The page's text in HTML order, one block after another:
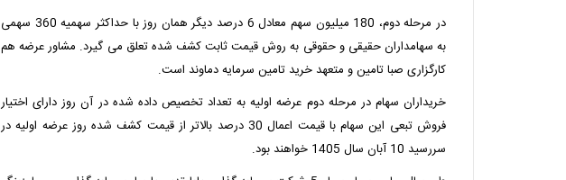
در مرحله دوم، 180 میلیون سهم معادل 6 درصد دیگر همان روز با حداکثر سهمیه 360 سهمی
به سهامداران حقیقی و حقوقی به روش قیمت ثابت کشف شده تعلق می گیرد. مشاور عرضه هم
کارگزاری صبا تامین و متعهد خرید تامین سرمایه دماوند است.
ﺧﺮﯾﺪاران ﺳﻬﺎم در ﻣﺮﺣﻠﻪ دوم ﻋﺮﺿﻪ اوﻟﯿﻪ ﺑﻪ ﺗﻌﺪاد ﺗﺨﺼﯿﺺ داده ﺷﺪه در آن روز دارای اﺧﺘﯿﺎر
ﻓﺮوش تبعی اﯾﻦ ﺳﻬﺎم با قیمت اعمال 30 درصد بالاتر از قیمت کشف شده روز عرضه اولیه در
سررسید 10 آبان سال 1405 ﺧﻮاﻫﻨﺪ ﺑﻮد.